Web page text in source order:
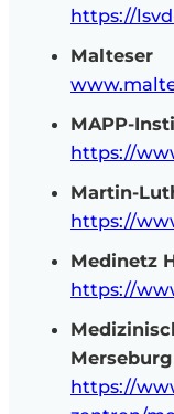
https://
Malteser
MAPP-
https://
Martin-
https://
Medinetz
https://
https://